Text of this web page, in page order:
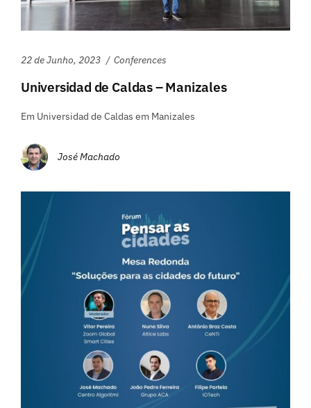
22 de Junho, 2023 Conferences
Universidad de Caldas – Manizales
Em Universidad de Caldas em Manizales
José Machado